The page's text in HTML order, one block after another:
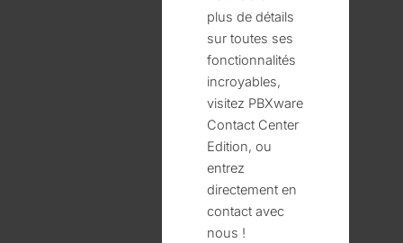
plus de détails
sur toutes ses
fonctionnalités
incroyables,
visitez PBXware
Contact Center
Edition, ou
entrez
directement en
contact avec
nous !